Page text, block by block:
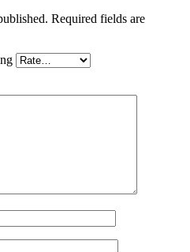
Required fields are